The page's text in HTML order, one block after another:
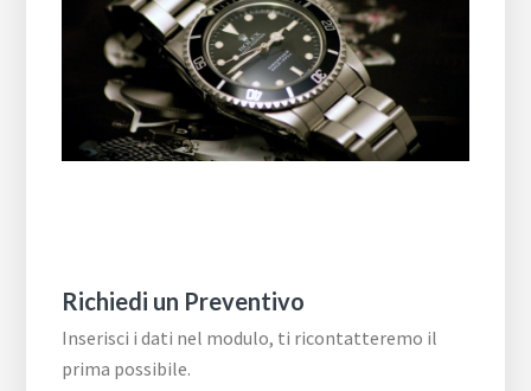
Richiedi un Preventivo
Inserisci i dati nel modulo, ti ricontatteremo il
prima possibile.